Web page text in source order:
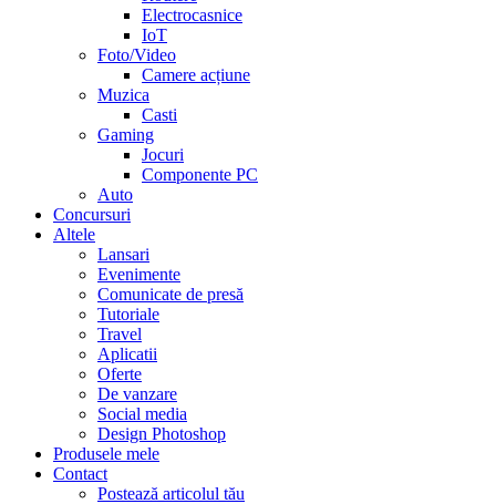
Electrocasnice
IoT
Foto/Video
Camere acțiune
Muzica
Casti
Gaming
Jocuri
Componente PC
Auto
Concursuri
Altele
Lansari
Evenimente
Comunicate de presă
Tutoriale
Travel
Aplicatii
Oferte
De vanzare
Social media
Design Photoshop
Produsele mele
Contact
Postează articolul tău